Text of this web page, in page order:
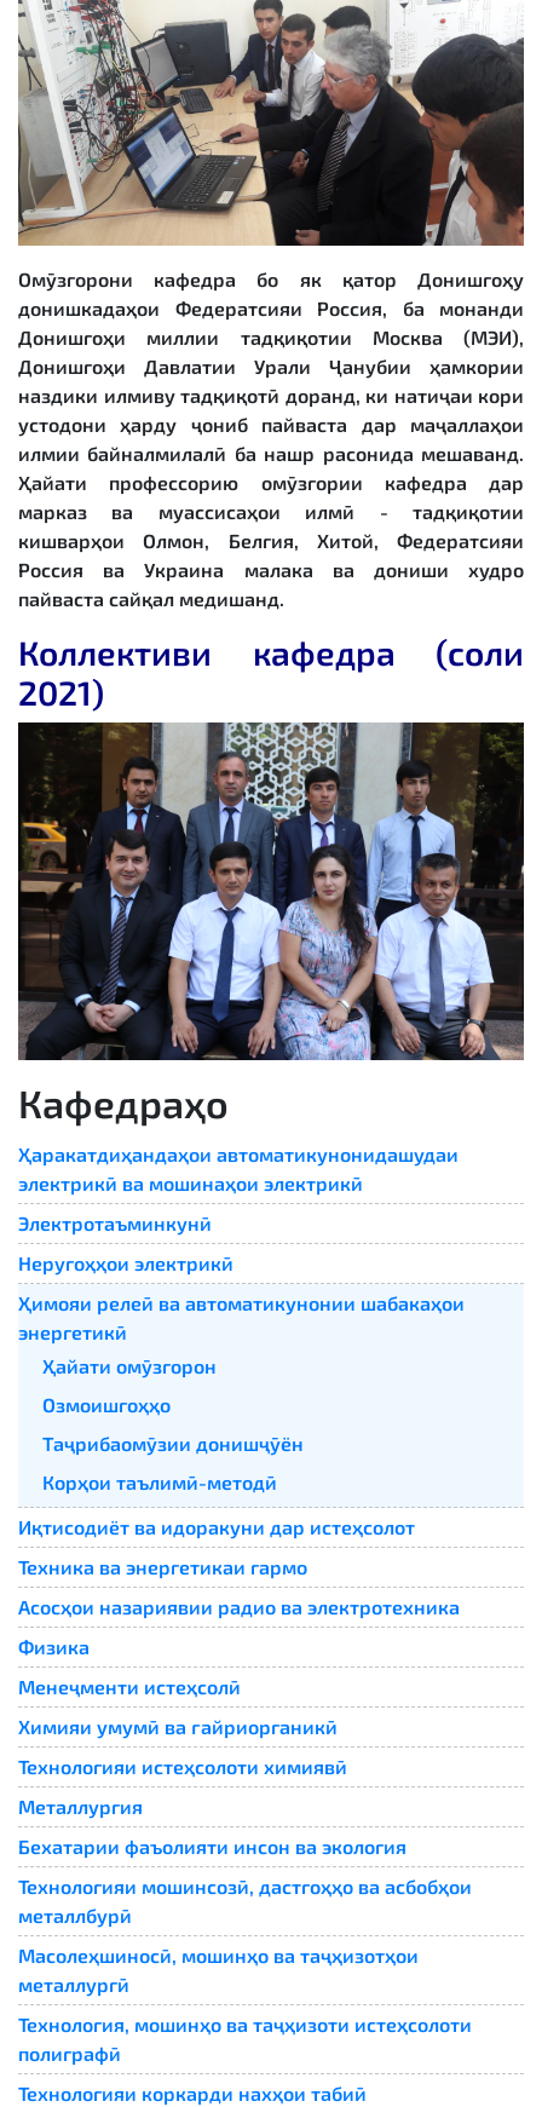
Омӯзгорони кафедра бо як қатор Донишгоҳу
донишкадаҳои Федератсияи Россия, ба монанди
Донишгоҳи миллии тадқиқотии Москва (МЭИ),
Донишгоҳи Давлатии Урали Ҷанубии ҳамкории
наздики илмиву тадқиқотӣ доранд, ки натиҷаи кори
устодони ҳарду ҷониб пайваста дар маҷаллаҳои
илмии байналмилалӣ ба нашр расонида мешаванд.
Ҳайати профессорию омӯзгории кафедра дар
марказ ва муассисаҳои илмӣ - тадқиқотии
кишварҳои Олмон, Белгия, Хитой, Федератсияи
Россия ва Украина малака ва дониши худро
пайваста сайқал медишанд.
Коллективи кафедра (соли
2021)
Кафедраҳо
Ҳаракатдиҳандаҳои автоматикунонидашудаи
электрикӣ ва мошинаҳои электрикӣ
Электротаъминкунӣ
Неругоҳҳои электрикӣ
Ҳимояи релеӣ ва автоматикунонии шабакаҳои
энергетикӣ
Ҳайати омӯзгорон
Озмоишгоҳҳо
Таҷрибаомӯзии донишҷӯён
Корҳои таълимӣ-методӣ
Иқтисодиёт ва идоракуни дар истеҳсолот
Техника ва энергетикаи гармо
Асосҳои назариявии радио ва электротехника
Физика
Менеҷменти истеҳсолӣ
Химияи умумӣ ва ғайриорганикӣ
Технологияи истеҳсолоти химиявӣ
Металлургия
Бехатарии фаъолияти инсон ва экология
Технологияи мошинсозӣ, дастгоҳҳо ва асбобҳои
металлбурӣ
Масолеҳшиносӣ, мошинҳо ва таҷҳизотҳои
металлургӣ
Технология, мошинҳо ва таҷҳизоти истеҳсолоти
полиграфӣ
Технологияи коркарди нахҳои табиӣ